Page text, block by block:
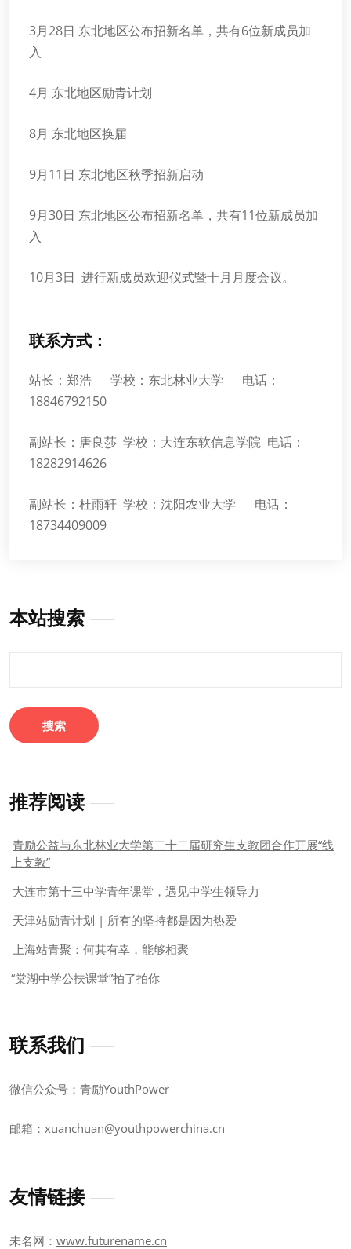
3月28日 东北地区公布招新名单，共有6位新成员加
入
4月 东北地区励青计划
8月 东北地区换届
9月11日 东北地区秋季招新启动
9月30日 东北地区公布招新名单，共有11位新成员加
入
10月3日 进行新成员欢迎仪式暨十月月度会议。
联系方式：
站长：郑浩 学校：东北林业大学 电话：
18846792150
副站长：唐良莎 学校：大连东软信息学院 电话：
18282914626
副站长：杜雨轩 学校：沈阳农业大学 电话：
18734409009
本站搜索
推荐阅读
青励公益与东北林业大学第二十二届研究生支教团合作开展“线
上支教”
大连市第十三中学青年课堂，遇见中学生领导力
天津站励青计划 | 所有的坚持都是因为热爱
上海站青聚：何其有幸，能够相聚
“棠湖中学公扶课堂”拍了拍你
联系我们
微信公众号：青励YouthPower
邮箱：xuanchuan@youthpowerchina.cn
友情链接
未名网： www.futurename.cn